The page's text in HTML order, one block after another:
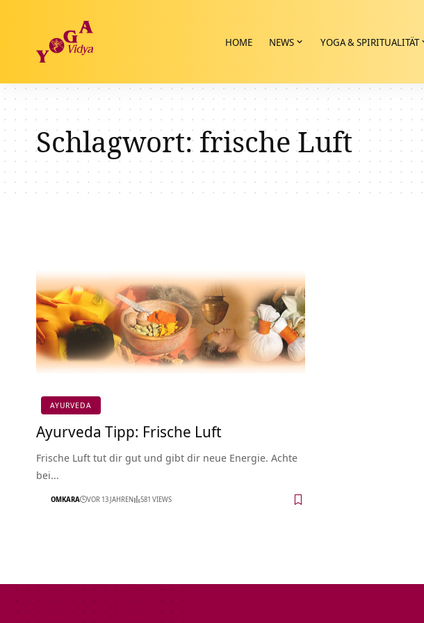
HOME NEWS YOGA & SPIRITUALITÄT
Schlagwort:frische Luft
AYURVEDA
Ayurveda Tipp: Frische Luft
Frische Luft tut dir gut und gibt dir neue Energie. Achte
bei…
OMKARA VOR 13 JAHREN 581 VIEWS